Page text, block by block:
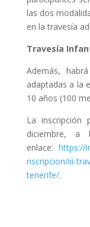
las dos
en la travesía
Travesía
Además,
adaptadas a la
10 años (100
La inscripción
diciembre, a
enlace:https://
nscripcion/iii-
tenerife/.